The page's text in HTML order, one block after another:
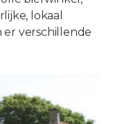
lokaal
er verschillende